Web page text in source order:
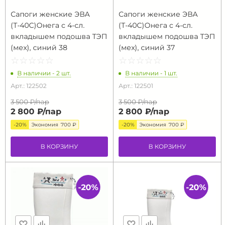
Сапоги женские ЭВА
(Т-40С)Онега с 4-сл.
вкладышем подошва ТЭП
(мех), синий 38
☆ ☆ ☆ ☆ ☆
★ ★ ★ ★ ★
В наличии - 2 шт.
Арт.: 122502
3 500 ₽/пар
2 800 ₽/пар
-20% Экономия 700 ₽
В КОРЗИНУ
Сапоги женские ЭВА
(Т-40С)Онега с 4-сл.
вкладышем подошва ТЭП
(мех), синий 37
☆ ☆ ☆ ☆ ☆
★ ★ ★ ★ ★
В наличии - 1 шт.
Арт.: 122501
3 500 ₽/пар
2 800 ₽/пар
-20% Экономия 700 ₽
В КОРЗИНУ
-20% -20%